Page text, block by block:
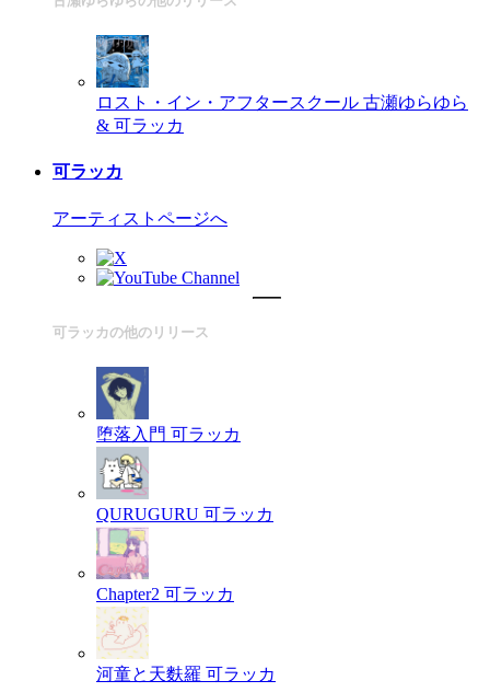
ロスト・イン・アフタースクール 古瀬ゆらゆら
& 可ラッカ
可ラッカ
アーティストページへ
可ラッカの他のリリース
堕落入門 可ラッカ
QURUGURU 可ラッカ
Chapter2 可ラッカ
河童と天麩羅 可ラッカ